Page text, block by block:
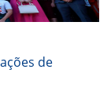
de